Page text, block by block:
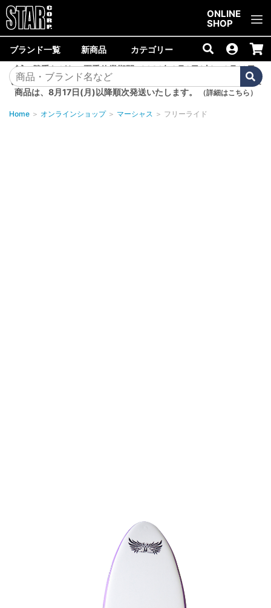
ONLINE
SHOP
ブランド一覧 新商品 カテゴリー
誠に勝手ながら、夏季休業期間<2026年8月8日(土)～8月16日
(日)>中は商品の発送を休止いたします。8月7日(金)以降のご注文
商品は、8月17日(月)以降順次発送いたします。
（詳細はこちら）
Home ＞ オンラインショップ ＞ マーシャス ＞ フリーライド